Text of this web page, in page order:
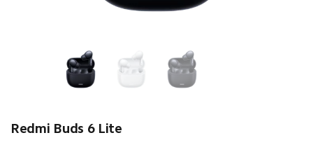
Redmi Buds 6 Lite